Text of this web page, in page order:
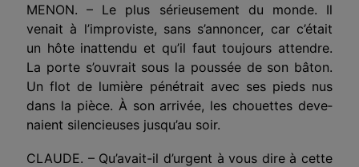
MENON. – Le plus sérieusement du monde. Il
venait à l’improviste, sans s’annoncer, car c’était
un hôte inattendu et qu’il faut toujours attendre.
La porte s’ouvrait sous la poussée de son bâton.
Un flot de lumière pénétrait avec ses pieds nus
dans la pièce. À son arrivée, les chouettes deve­
naient silencieuses jusqu’au soir.
CLAUDE. – Qu’avait-il d’urgent à vous dire à cette